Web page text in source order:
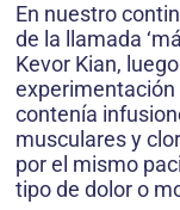
En nuestro
de la llamada
Kevor Kian,
experimentación
contenía
musculares y
por el mismo
tipo de dolor o